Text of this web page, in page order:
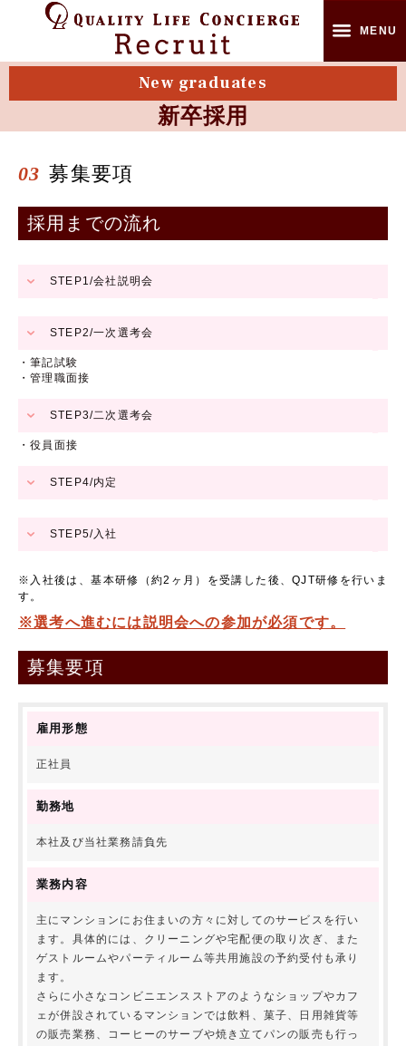
MENU
オフィシャルサイト TOP
新卒採用
パート・アルバイト採用
よくある質問
アクセスマップ
New graduates
新卒採用
03 募集要項
採用までの流れ
STEP1/会社説明会
STEP2/一次選考会
・筆記試験
・管理職面接
STEP3/二次選考会
・役員面接
STEP4/内定
STEP5/入社
※入社後は、基本研修（約2ヶ月）を受講した後、QJT研修を行いま
す。
※選考へ進むには説明会への参加が必須です。
募集要項
雇用形態
正社員
勤務地
本社及び当社業務請負先
業務内容
主にマンションにお住まいの方々に対してのサービスを行い
ます。具体的には、クリーニングや宅配便の取り次ぎ、また
ゲストルームやパーティルーム等共用施設の予約受付も承り
ます。
さらに小さなコンビニエンスストアのようなショップやカフ
ェが併設されているマンションでは飲料、菓子、日用雑貨等
の販売業務、コーヒーのサーブや焼き立てパンの販売も行っ